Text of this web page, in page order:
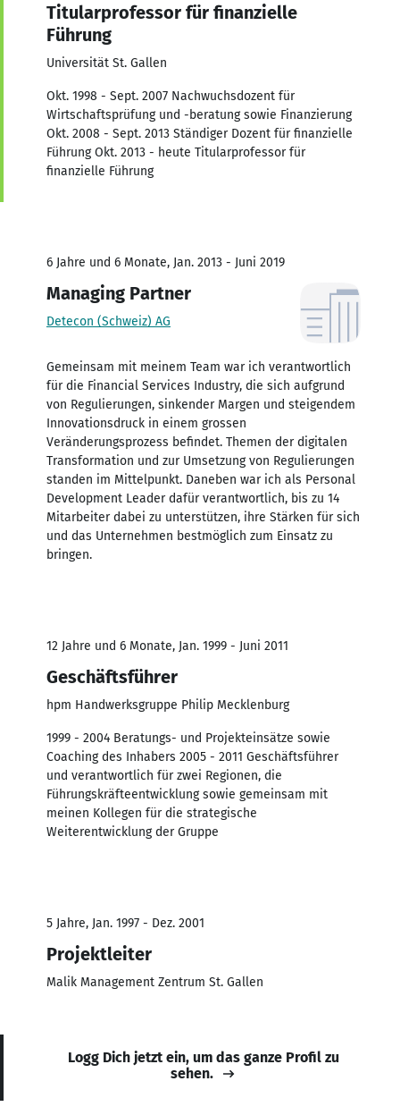
Titularprofessor für finanzielle
Führung
Universität St. Gallen
Okt. 1998 - Sept. 2007 Nachwuchsdozent für
Wirtschaftsprüfung und -beratung sowie Finanzierung
Okt. 2008 - Sept. 2013 Ständiger Dozent für finanzielle
Führung Okt. 2013 - heute Titularprofessor für
finanzielle Führung
6 Jahre und 6 Monate, Jan. 2013 - Juni 2019
Managing Partner
Detecon (Schweiz) AG
Gemeinsam mit meinem Team war ich verantwortlich
für die Financial Services Industry, die sich aufgrund
von Regulierungen, sinkender Margen und steigendem
Innovationsdruck in einem grossen
Veränderungsprozess befindet. Themen der digitalen
Transformation und zur Umsetzung von Regulierungen
standen im Mittelpunkt. Daneben war ich als Personal
Development Leader dafür verantwortlich, bis zu 14
Mitarbeiter dabei zu unterstützen, ihre Stärken für sich
und das Unternehmen bestmöglich zum Einsatz zu
bringen.
12 Jahre und 6 Monate, Jan. 1999 - Juni 2011
Geschäftsführer
hpm Handwerksgruppe Philip Mecklenburg
1999 - 2004 Beratungs- und Projekteinsätze sowie
Coaching des Inhabers 2005 - 2011 Geschäftsführer
und verantwortlich für zwei Regionen, die
Führungskräfteentwicklung sowie gemeinsam mit
meinen Kollegen für die strategische
Weiterentwicklung der Gruppe
5 Jahre, Jan. 1997 - Dez. 2001
Projektleiter
Malik Management Zentrum St. Gallen
Logg Dich jetzt ein, um das ganze Profil zu
sehen.